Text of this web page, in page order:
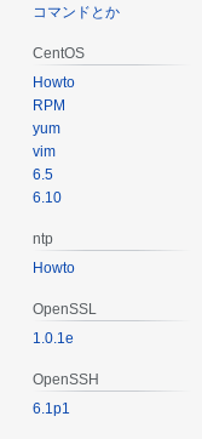
コマンドとか
CentOS
Howto
RPM
yum
vim
6.5
6.10
ntp
Howto
OpenSSL
1.0.1e
OpenSSH
6.1p1